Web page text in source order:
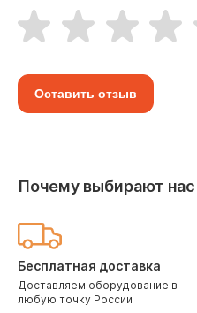
Оставить отзыв
Почему выбирают нас
Бесплатная доставка
Доставляем оборудование в
любую точку России